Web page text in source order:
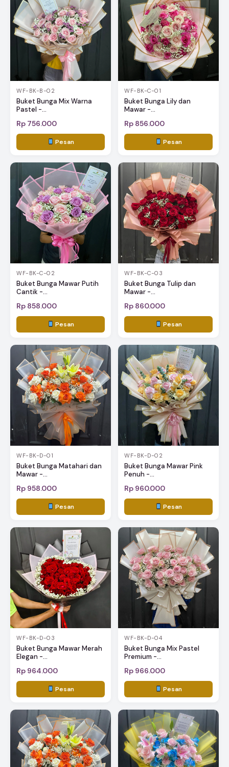
WF-BK-B-02
Buket Bunga Mix Warna
Pastel -...
Rp 756.000
Pesan
WF-BK-C-01
Buket Bunga Lily dan
Mawar -...
Rp 856.000
Pesan
WF-BK-C-02
Buket Bunga Mawar Putih
Cantik -...
Rp 858.000
Pesan
WF-BK-C-03
Buket Bunga Tulip dan
Mawar -...
Rp 860.000
Pesan
WF-BK-D-01
Buket Bunga Matahari dan
Mawar -...
Rp 958.000
Pesan
WF-BK-D-02
Buket Bunga Mawar Pink
Penuh -...
Rp 960.000
Pesan
WF-BK-D-03
Buket Bunga Mawar Merah
Elegan -...
Rp 964.000
Pesan
WF-BK-D-04
Buket Bunga Mix Pastel
Premium -...
Rp 966.000
Pesan